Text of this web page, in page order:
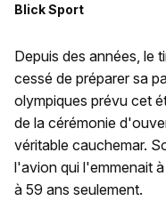
Blick Sport
Depuis des années, le
cessé de préparer sa
olympiques prévu cet
de la cérémonie
véritable cauchemar.
l'avion qui l'emmenait
à 59 ans seulement.